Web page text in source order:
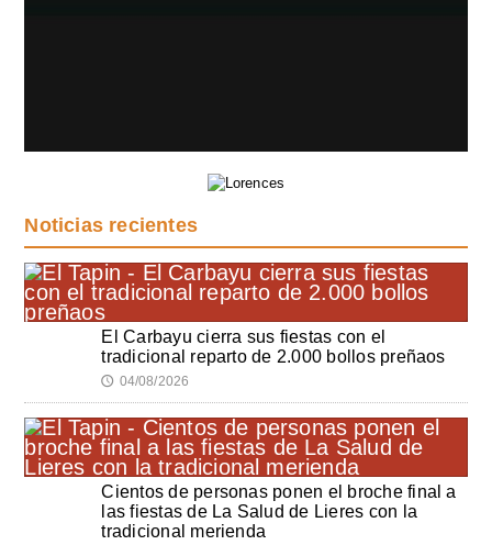
Noticias recientes
El Carbayu cierra sus fiestas con el
tradicional reparto de 2.000 bollos preñaos
🕔 04/08/2026
Cientos de personas ponen el broche final a
las fiestas de La Salud de Lieres con la
tradicional merienda